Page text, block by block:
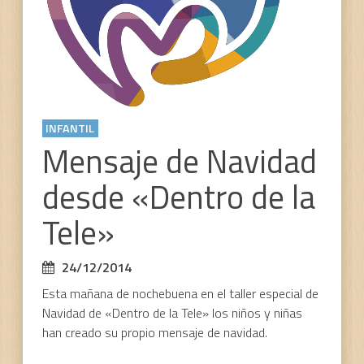
la
Tele»
INFANTIL
Mensaje de Navidad
desde «Dentro de la
Tele»
24/12/2014
Esta mañana de nochebuena en el taller especial de
Navidad de «Dentro de la Tele» los niños y niñas
han creado su propio mensaje de navidad.